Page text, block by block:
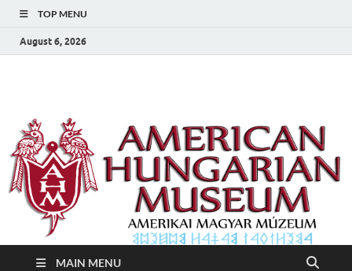
TOP MENU
August 6, 2026
Amerikai Magyar
Múzeum
MAIN MENU